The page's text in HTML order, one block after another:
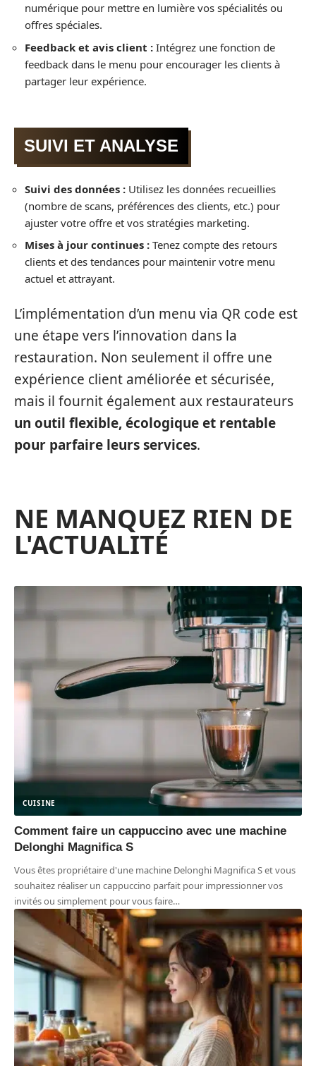
numérique pour mettre en lumière vos spécialités ou
offres spéciales.
Feedback et avis client : Intégrez une fonction de
feedback dans le menu pour encourager les clients à
partager leur expérience.
SUIVI ET ANALYSE
Suivi des données : Utilisez les données recueillies
(nombre de scans, préférences des clients, etc.) pour
ajuster votre offre et vos stratégies marketing.
Mises à jour continues : Tenez compte des retours
clients et des tendances pour maintenir votre menu
actuel et attrayant.
L’implémentation d’un menu via QR code est
une étape vers l’innovation dans la
restauration. Non seulement il offre une
expérience client améliorée et sécurisée,
mais il fournit également aux restaurateurs
un outil flexible, écologique et rentable
pour parfaire leurs services.
NE MANQUEZ RIEN DE
L'ACTUALITÉ
CUISINE
Comment faire un cappuccino avec une machine
Delonghi Magnifica S
Vous êtes propriétaire d'une machine Delonghi Magnifica S et vous
souhaitez réaliser un cappuccino parfait pour impressionner vos
invités ou simplement pour vous faire…